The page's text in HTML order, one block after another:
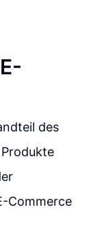
des
Commerce